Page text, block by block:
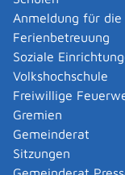
Anmeldung für
Ferienbetreuung
Soziale
Volkshochschule
Freiwillige
Gremien
Gemeinderat
Sitzungen
folgenden Rassen
oder mit anderen
Mastiff,
Staffordshire
Dogo
Bourdeaux
Fila Brasileiro,
Mastin Espanol,
Mastino